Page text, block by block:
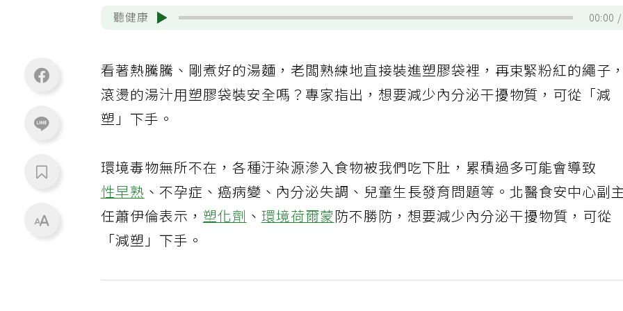
聽健康 00:00
看著熱騰騰、剛煮好的湯麵，老闆熟練地直接裝進塑膠袋裡，再束緊粉紅的繩子
滾燙的湯汁用塑膠袋裝安全嗎？專家指出，想要減少內分泌干擾物質，可從「減
塑」下手。
環境毒物無所不在，各種汙染源滲入食物被我們吃下肚，累積過多可能會導致
性早熟 、不孕症、癌病變、內分泌失調、兒童生長發育問題等。北醫食安中心副
任蕭伊倫表示，塑化劑 、環境荷爾蒙防不勝防，想要減少內分泌干擾物質，可從
「減塑」下手。